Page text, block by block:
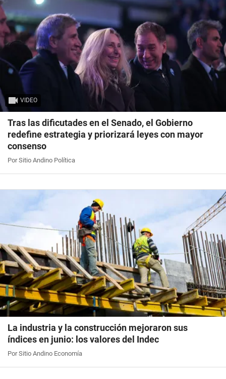
VIDEO
Tras las dificutades en el Senado, el Gobierno
redefine estrategia y priorizará leyes con mayor
consenso
Por Sitio Andino Política
La industria y la construcción mejoraron sus
índices en junio: los valores del Indec
Por Sitio Andino Economía